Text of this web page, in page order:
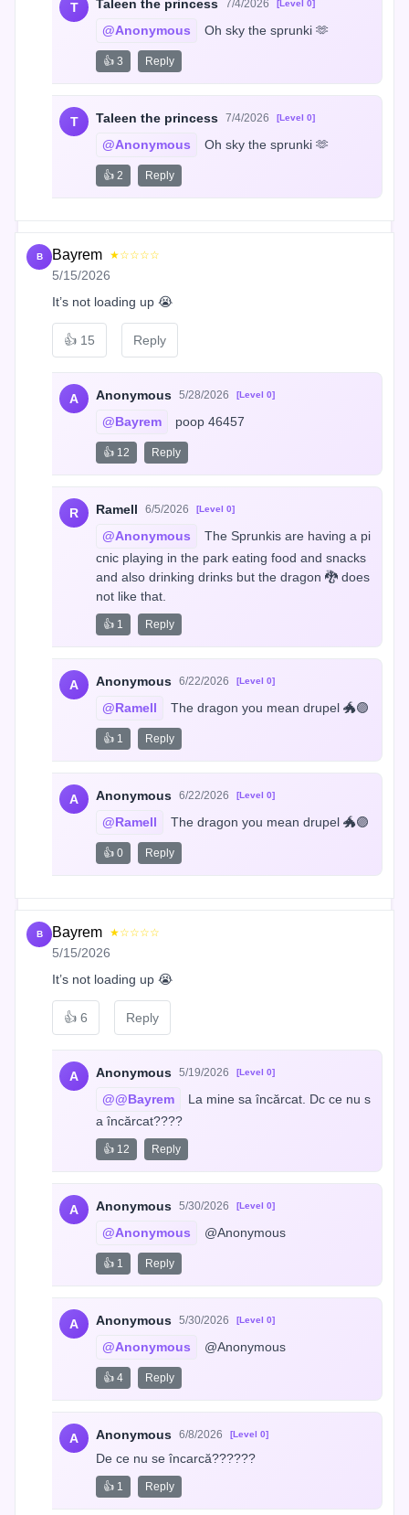
T Taleen the princess 7/4/2026 [Level 0]
@Anonymous Oh sky the sprunki 🫶
👍 3 Reply
T Taleen the princess 7/4/2026 [Level 0]
@Anonymous Oh sky the sprunki 🫶
👍 2 Reply
B Bayrem ★☆☆☆☆
5/15/2026
It’s not loading up 😭
👍 15 Reply
A Anonymous 5/28/2026 [Level 0]
@Bayrem poop 46457
👍 12 Reply
R Ramell 6/5/2026 [Level 0]
@Anonymous
The Sprunkis are having a pi
cnic playing in the park eating food and snacks
and also drinking drinks but the dragon 🐉 does
not like that.
👍 1 Reply
A Anonymous 6/22/2026 [Level 0]
@Ramell The dragon you mean drupel 🐲🟣
👍 1 Reply
A Anonymous 6/22/2026 [Level 0]
@Ramell The dragon you mean drupel 🐲🟣
👍 0 Reply
B Bayrem ★☆☆☆☆
5/15/2026
It’s not loading up 😭
👍 6 Reply
A Anonymous 5/19/2026 [Level 0]
@@Bayrem
La mine sa încărcat. Dc ce nu s
a încărcat????
👍 12 Reply
A Anonymous 5/30/2026 [Level 0]
@Anonymous @Anonymous
👍 1 Reply
A Anonymous 5/30/2026 [Level 0]
@Anonymous @Anonymous
👍 4 Reply
A Anonymous 6/8/2026 [Level 0]
De ce nu se încarcă??????
👍 1 Reply